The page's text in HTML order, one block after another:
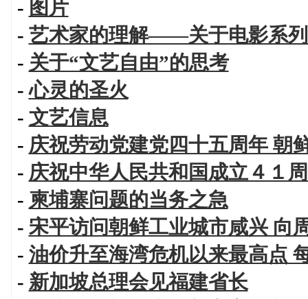
- 图片
- 艺术家的理解——关于电影系
- 关于“文艺自由”的思考
-心灵的圣火
- 文艺信息
- 庆祝劳动党建党四十五周年 朝
- 庆祝中华人民共和国成立４１
- 柬埔寨问题的当务之急
- 宋平访问朝鲜工业城市咸兴 向
- 油价升至海湾危机以来最高点
- 新加坡总理会见福建省长